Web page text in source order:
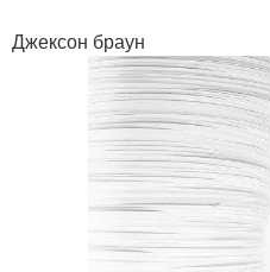
Джексон браун